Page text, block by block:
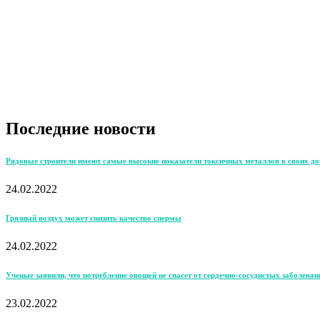
Последние новости
Рядовые строители имеют самые высокие показатели токсичных металлов в своих
24.02.2022
Грязный воздух может снизить качество спермы
24.02.2022
Ученые заявили, что потребление овощей не спасет от сердечно-сосудистых
23.02.2022